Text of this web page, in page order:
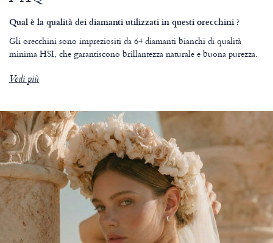
Qual è la qualità dei diamanti utilizzati in questi orecchini ?
Gli orecchini sono impreziositi da 64 diamanti bianchi di qualità
minima HSI, che garantiscono brillantezza naturale e buona purezza.
Vedi più